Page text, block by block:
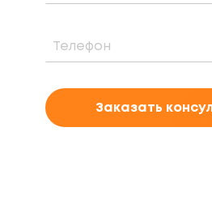
Заказать